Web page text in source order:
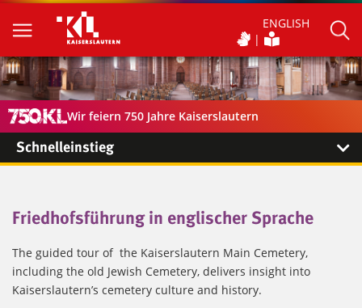
ENGLISH
Wir feiern 750 Jahre Kaiserslautern
Schnelleinstieg
Friedhofsführung in englischer Sprache
The guided tour of the Kaiserslautern Main Cemetery,
including the old Jewish Cemetery, delivers insight into
Kaiserslautern’s cemetery culture and history.